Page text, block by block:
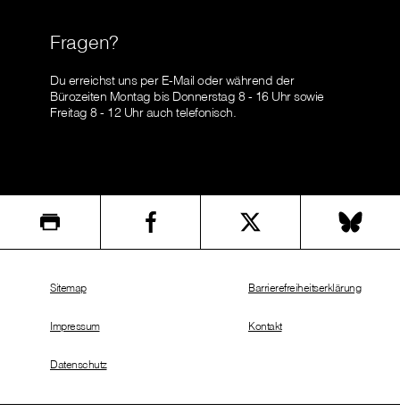
Fragen?
Du erreichst uns per E-Mail oder während der
Bürozeiten Montag bis Donnerstag 8 - 16 Uhr sowie
Freitag 8 - 12 Uhr auch telefonisch.
Sitemap
Impressum
Datenschutz
Barrierefreiheitserklärung
Kontakt